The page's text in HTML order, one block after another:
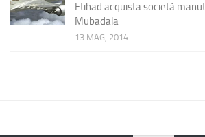
Etihad acquista società
Mubadala
13 MAG, 2014